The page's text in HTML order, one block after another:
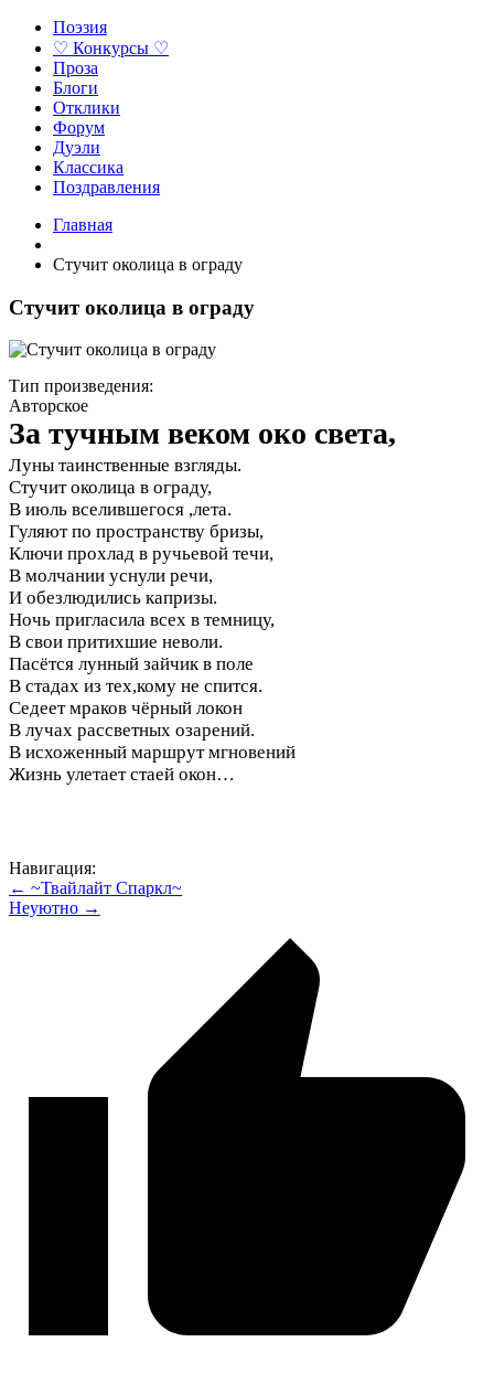
Поэзия
♡ Конкурсы ♡
Проза
Блоги
Отклики
Форум
Дуэли
Классика
Поздравления
Главная
Стучит околица в ограду
Стучит околица в ограду
Тип произведения:
Авторское
За тучным веком око света,
Луны таинственные взгляды.
Стучит околица в ограду,
В июль вселившегося ,лета.
Гуляют по пространству бризы,
Ключи прохлад в ручьевой течи,
В молчании уснули речи,
И обезлюдились капризы.
Ночь пригласила всех в темницу,
В свои притихшие неволи.
Пасётся лунный зайчик в поле
В стадах из тех,кому не спится.
Седеет мраков чёрный локон
В лучах рассветных озарений.
В исхоженный маршрут мгновений
Жизнь улетает стаей окон…
Навигация:
← ~Твайлайт Спаркл~
Неуютно →